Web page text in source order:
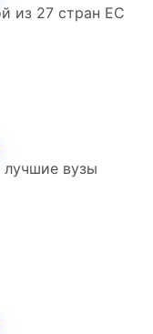
из 27 стран ЕС
лучшие вузы